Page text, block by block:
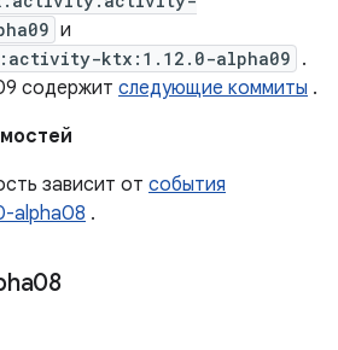
и
ktx:1.12.0-alpha09 .
содержит следующие коммиты .
зависит от события
alpha08 .